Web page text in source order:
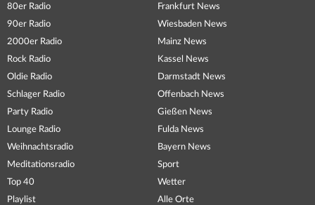
80er Radio
90er Radio
2000er Radio
Rock Radio
Oldie Radio
Schlager Radio
Party Radio
Lounge Radio
Weihnachtsradio
Meditationsradio
Top 40
Playlist
Frankfurt News
Wiesbaden News
Mainz News
Kassel News
Darmstadt News
Offenbach News
Gießen News
Fulda News
Bayern News
Sport
Wetter
Alle Orte